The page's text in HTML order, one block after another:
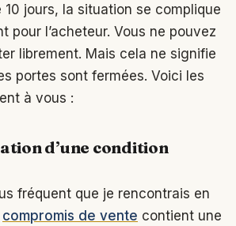
10 jours, la situation se complique
pour l’acheteur. Vous ne pouvez
librement. Mais cela ne signifie
portes sont fermées. Voici les
à vous :
d’une condition
fréquent que je rencontrais en
compromis de vente contient une